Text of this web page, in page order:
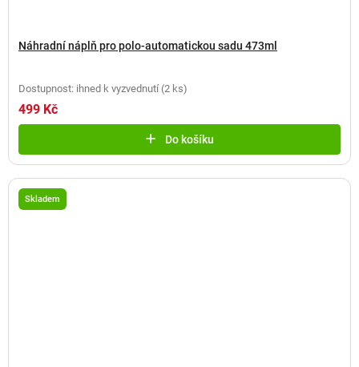
Náhradní náplň pro polo-automatickou sadu 473ml
Dostupnost: ihned k vyzvednutí (2 ks)
499 Kč
Do košíku
Skladem